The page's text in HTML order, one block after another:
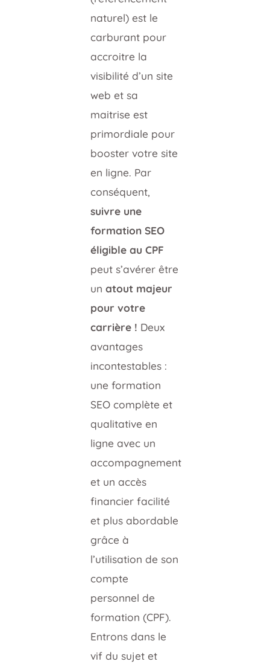
naturel) est le
carburant pour
accroitre la
visibilité d’un site
web et sa
maitrise est
primordiale pour
booster votre site
en ligne. Par
conséquent,
suivre une
formation SEO
éligible au CPF
peut s’avérer être
un atout majeur
pour votre
carrière ! Deux
avantages
incontestables :
une formation
SEO complète et
qualitative en
ligne avec un
accompagnement
et un accès
financier facilité
et plus abordable
grâce à
l’utilisation de son
compte
personnel de
formation (CPF).
Entrons dans le
vif du sujet et